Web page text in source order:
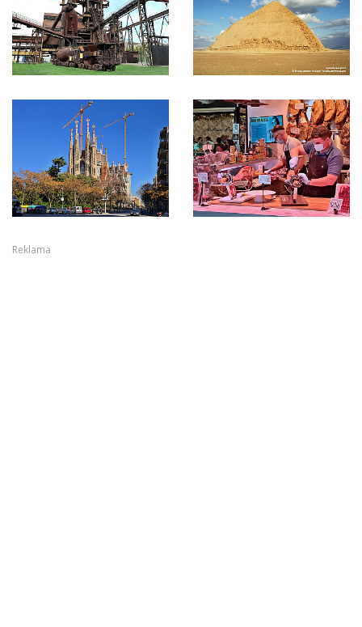
Reklama